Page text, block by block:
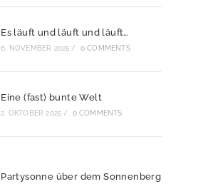
Es läuft und läuft und läuft…
6. NOVEMBER 2025 / 0 COMMENTS
Eine (fast) bunte Welt
2. OKTOBER 2025 / 0 COMMENTS
Partysonne über dem Sonnenberg